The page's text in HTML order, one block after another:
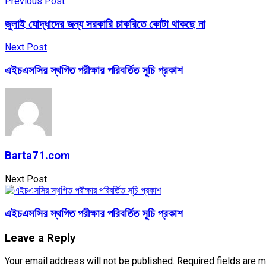
জুলাই যোদ্ধাদের জন্য সরকারি চাকরিতে কোটা থাকছে না
Next Post
এইচএসসির স্থগিত পরীক্ষার পরিবর্তিত সূচি প্রকাশ
Barta71.com
Next Post
এইচএসসির স্থগিত পরীক্ষার পরিবর্তিত সূচি প্রকাশ
Leave a Reply
Your email address will not be published. Required fields are